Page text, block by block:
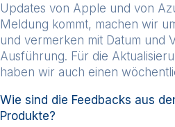
Updates von Apple und von
Meldung kommt, machen wir
und vermerken mit Datum und
Ausführung. Für die
haben wir auch einen
Wie sind die Feedbacks aus
Produkte?